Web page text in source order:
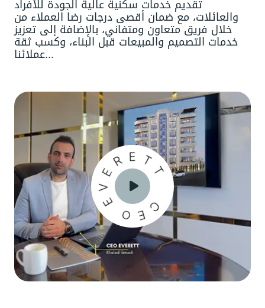
تقديم خدمات سكنية عالية الجودة للأفراد
والعائلات، مع ضمان أقصى درجات رضا العملاء من
خلال فريق متعاون ومتفاني، بالإضافة إلى تعزيز
خدمات التصميم والمبيعات قبل البناء، وكسب ثقة
عملائنا...
C
E
O
E
V
E
R E T
T